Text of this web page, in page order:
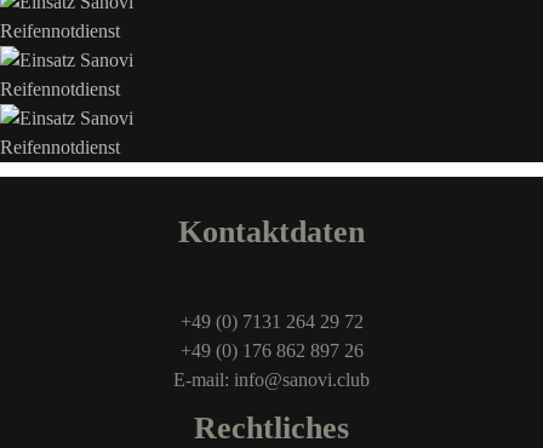
Kontaktdaten
+49 (0) 7131 264 29 72
+49 (0) 176 862 897 26
E-mail: info@sanovi.club
Rechtliches